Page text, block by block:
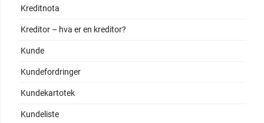
Kreditnota
Kreditor – hva er en kreditor?
Kunde
Kundefordringer
Kundekartotek
Kundeliste